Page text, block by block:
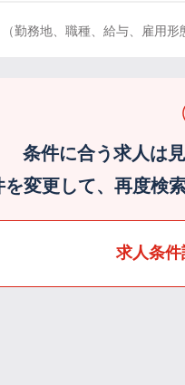
（勤務地、職種、給与、雇用形
条件に合う求人は
を変更して、再度検
求人条